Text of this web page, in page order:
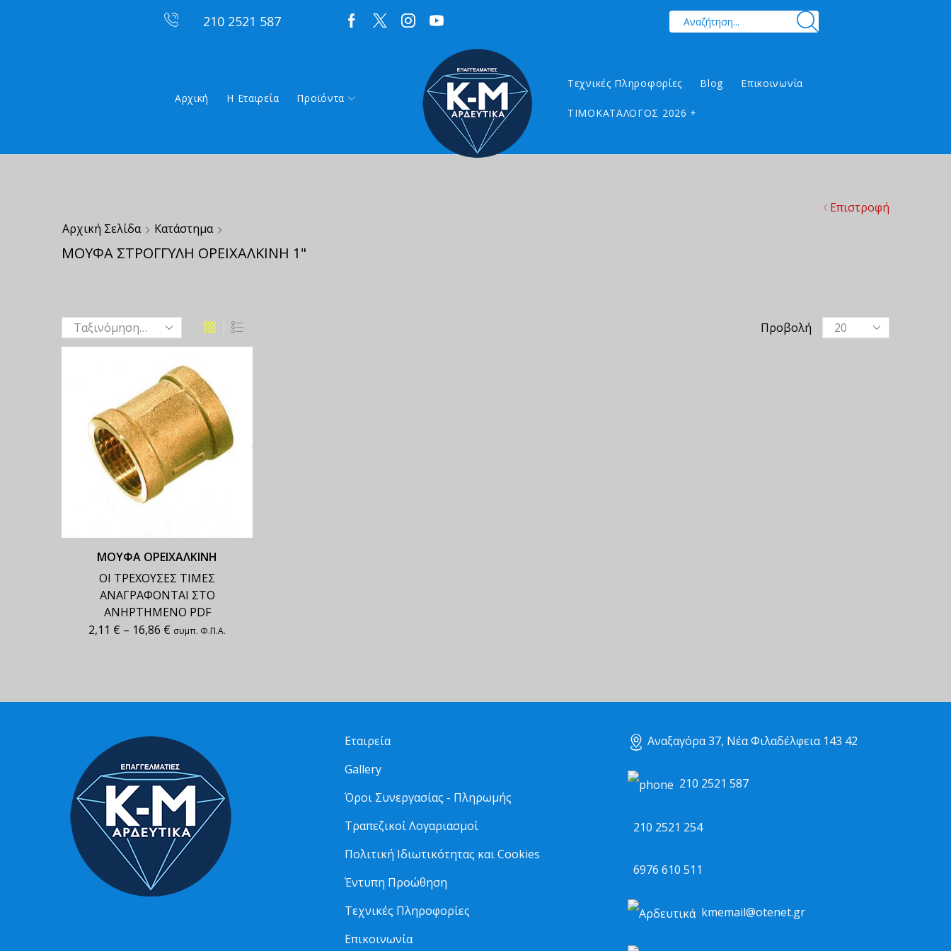
210 2521 587
Αρχική Η Εταιρεία Προϊόντα
Τεχνικές Πληροφορίες Blog Επικοινωνία
ΤΙΜΟΚΑΤΑΛΟΓΟΣ 2026 +
Αρχική Σελίδα Κατάστημα
ΜΟΥΦΑ ΣΤΡΟΓΓΥΛΗ ΟΡΕΙΧΑΛΚΙΝΗ 1"
Επιστροφή
Προβολή
ΜΟΥΦΑ ΟΡΕΙΧΑΛΚΙΝΗ
ΟΙ ΤΡΕΧΟΥΣΕΣ ΤΙΜΕΣ
ΑΝΑΓΡΑΦΟΝΤΑΙ ΣΤΟ
ΑΝΗΡΤΗΜΕΝΟ PDF
2,11 € – 16,86 € συμπ. Φ.Π.Α.
Εταιρεία
Gallery
Όροι Συνεργασίας - Πληρωμής
Τραπεζικοί Λογαριασμοί
Πολιτική Ιδιωτικότητας και Cookies
Έντυπη Προώθηση
Τεχνικές Πληροφορίες
Επικοινωνία
Αναξαγόρα 37, Νέα Φιλαδέλφεια 143 42
210 2521 587
210 2521 254
6976 610 511
kmemail@otenet.gr